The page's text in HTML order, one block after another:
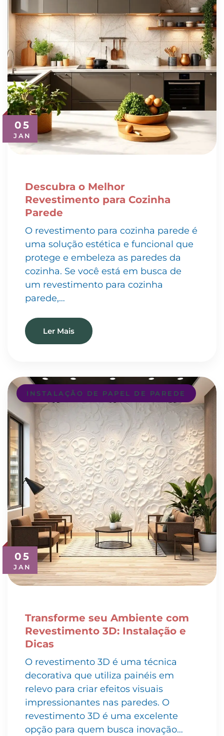
05
JAN
Descubra o Melhor
Revestimento para Cozinha
Parede
O revestimento para cozinha parede é
uma solução estética e funcional que
protege e embeleza as paredes da
cozinha. Se você está em busca de
um revestimento para cozinha
parede,…
Ler Mais
05
JAN
INSTALAÇÃO DE PAPEL DE PAREDE
Transforme seu Ambiente com
Revestimento 3D: Instalação e
Dicas
O revestimento 3D é uma técnica
decorativa que utiliza painéis em
relevo para criar efeitos visuais
impressionantes nas paredes. O
revestimento 3D é uma excelente
opção para quem busca inovação…